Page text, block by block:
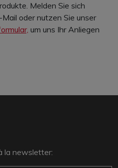
Melden Sie sich
oder nutzen Sie unser
um uns Ihr Anliegen
la newsletter: